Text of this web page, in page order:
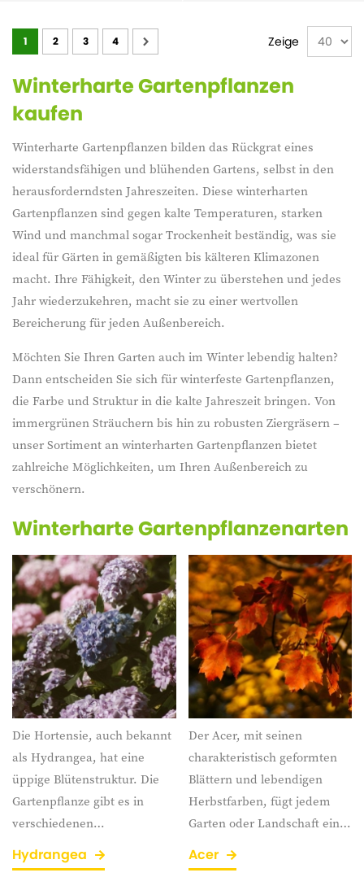
Seite
1 2 3 4 Zeige
Winterharte Gartenpflanzen
kaufen
Winterharte Gartenpflanzen bilden das Rückgrat eines
widerstandsfähigen und blühenden Gartens, selbst in den
herausforderndsten Jahreszeiten. Diese winterharten
Gartenpflanzen sind gegen kalte Temperaturen, starken
Wind und manchmal sogar Trockenheit beständig, was sie
ideal für Gärten in gemäßigten bis kälteren Klimazonen
macht. Ihre Fähigkeit, den Winter zu überstehen und jedes
Jahr wiederzukehren, macht sie zu einer wertvollen
Bereicherung für jeden Außenbereich.
Möchten Sie Ihren Garten auch im Winter lebendig halten?
Dann entscheiden Sie sich für winterfeste Gartenpflanzen,
die Farbe und Struktur in die kalte Jahreszeit bringen. Von
immergrünen Sträuchern bis hin zu robusten Ziergräsern –
unser Sortiment an winterharten Gartenpflanzen bietet
zahlreiche Möglichkeiten, um Ihren Außenbereich zu
verschönern.
Winterharte Gartenpflanzenarten
Die Hortensie, auch bekannt
als Hydrangea, hat eine
üppige Blütenstruktur. Die
Gartenpflanze gibt es in
verschiedenen
Schattierungen von Weiß,
Rosa, Blau oder Lila, so dass
Hydrangea
Der Acer, mit seinen
charakteristisch geformten
Blättern und lebendigen
Herbstfarben, fügt jedem
Garten oder Landschaft ein
wunderschönes visuelles
Element hinzu.
Acer